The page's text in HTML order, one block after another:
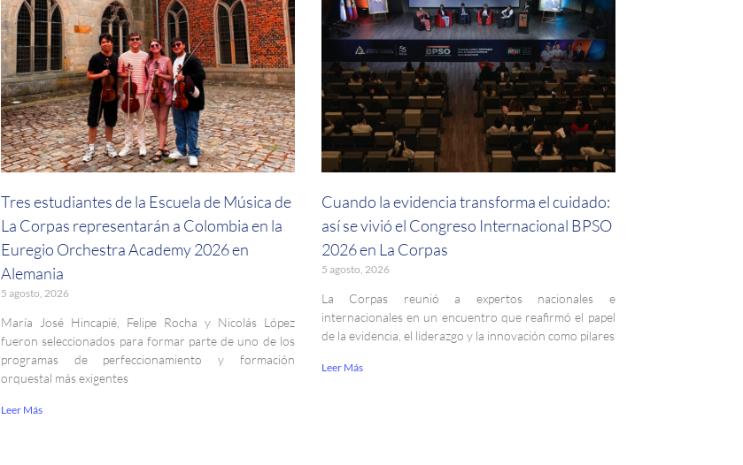
Tres estudiantes de la Escuela de Música de
La Corpas representarán a Colombia en la
Euregio Orchestra Academy 2026 en
Alemania
5 agosto, 2026
María José Hincapié, Felipe Rocha y Nicolás López
fueron seleccionados para formar parte de uno de los
programas de perfeccionamiento y formación
orquestal más exigentes
Leer Más
Cuando la evidencia transforma el cuidado:
así se vivió el Congreso Internacional BPSO
2026 en La Corpas
5 agosto, 2026
La Corpas reunió a expertos nacionales e
internacionales en un encuentro que reafirmó el papel
de la evidencia, el liderazgo y la innovación como pilares
Leer Más